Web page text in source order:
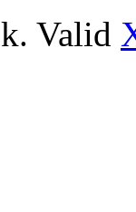
Valid